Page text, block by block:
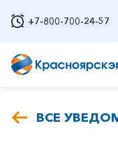
+7-800-700-24-57
ВСЕ